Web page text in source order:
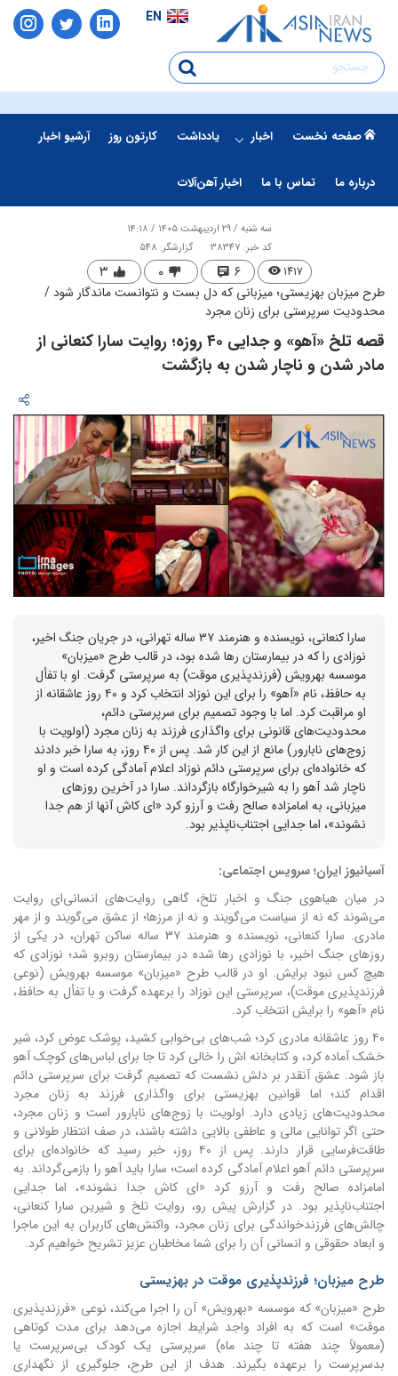
EN
صفحه نخست اخبار یادداشت کارتون روز آرشیو اخبار
درباره ما تماس با ما اخبار آهن‌آلات
سه شنبه / ۲۹ اردیبهشت ۱۴۰۵ / ۱۴:۱۸
کد خبر: 38347
گزارشگر: 548
۱۴۱۷ ۶ ۰ ۳
طرح میزبان بهزیستی؛ میزبانی که دل بست و نتوانست ماندگار شود /
محدودیت سرپرستی برای زنان مجرد
قصه تلخ «آهو» و جدایی ۴۰ روزه؛ روایت سارا کنعانی از
مادر شدن و ناچار شدن به بازگشت
سارا کنعانی، نویسنده و هنرمند ۳۷ ساله تهرانی، در جریان جنگ اخیر،
نوزادی را که در بیمارستان رها شده بود، در قالب طرح «میزبان»
موسسه بهرویش (فرزندپذیری موقت) به سرپرستی گرفت. او با تفأل
به حافظ، نام «آهو» را برای این نوزاد انتخاب کرد و ۴۰ روز عاشقانه از
او مراقبت کرد. اما با وجود تصمیم برای سرپرستی دائم،
محدودیت‌های قانونی برای واگذاری فرزند به زنان مجرد (اولویت با
زوج‌های نابارور) مانع از این کار شد. پس از ۴۰ روز، به سارا خبر دادند
که خانواده‌ای برای سرپرستی دائم نوزاد اعلام آمادگی کرده است و او
ناچار شد آهو را به شیرخوارگاه بازگرداند. سارا در آخرین روزهای
میزبانی، به امامزاده صالح رفت و آرزو کرد «ای کاش آنها از هم جدا
نشوند»، اما جدایی اجتناب‌ناپذیر بود.
آسیانیوز ایران؛ سرویس اجتماعی:
در میان هیاهوی جنگ و اخبار تلخ، گاهی روایت‌های انسانی‌ای روایت
می‌شوند که نه از سیاست می‌گویند و نه از مرزها؛ از عشق می‌گویند و از مهر
مادری. سارا کنعانی، نویسنده و هنرمند ۳۷ ساله ساکن تهران، در یکی از
روزهای جنگ اخیر، با نوزادی رها شده در بیمارستان روبرو شد؛ نوزادی که
هیچ کس نبود برایش. او در قالب طرح «میزبان» موسسه بهرویش (نوعی
فرزندپذیری موقت)، سرپرستی این نوزاد را برعهده گرفت و با تفأل به حافظ،
نام «آهو» را برایش انتخاب کرد.
۴۰ روز عاشقانه مادری کرد؛ شب‌های بی‌خوابی کشید، پوشک عوض کرد، شیر
خشک آماده کرد، و کتابخانه اش را خالی کرد تا جا برای لباس‌های کوچک آهو
باز شود. عشق آنقدر بر دلش نشست که تصمیم گرفت برای سرپرستی دائم
اقدام کند؛ اما قوانین بهزیستی برای واگذاری فرزند به زنان مجرد
محدودیت‌های زیادی دارد. اولویت با زوج‌های نابارور است و زنان مجرد،
حتی اگر توانایی مالی و عاطفی بالایی داشته باشند، در صف انتظار طولانی و
طاقت‌فرسایی قرار دارند. پس از ۴۰ روز، خبر رسید که خانواده‌ای برای
سرپرستی دائم آهو اعلام آمادگی کرده است؛ سارا باید آهو را بازمی‌گرداند. به
امامزاده صالح رفت و آرزو کرد «ای کاش جدا نشوند»، اما جدایی
اجتناب‌ناپذیر بود. در گزارش پیش رو، روایت تلخ و شیرین سارا کنعانی،
چالش‌های فرزندخواندگی برای زنان مجرد، واکنش‌های کاربران به این ماجرا
و ابعاد حقوقی و انسانی آن را برای شما مخاطبان عزیز تشریح خواهیم کرد.
طرح میزبان؛ فرزندپذیری موقت در بهزیستی
طرح «میزبان» که موسسه «بهرویش» آن را اجرا می‌کند، نوعی «فرزندپذیری
موقت» است که به افراد واجد شرایط اجازه می‌دهد برای مدت کوتاهی
(معمولاً چند هفته تا چند ماه) سرپرستی یک کودک بی‌سرپرست یا
بدسرپرست را برعهده بگیرند. هدف از این طرح، جلوگیری از نگهداری